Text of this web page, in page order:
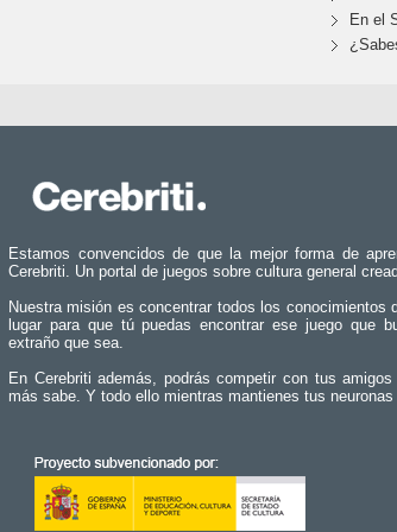
En el
Estamos convencidos de que la mejor forma de
Cerebriti. Un portal de juegos sobre cultura general
Nuestra misión es concentrar todos los conocimientos
lugar para que tú puedas encontrar ese juego que
extraño que sea.
En Cerebriti además, podrás competir con tus
más sabe. Y todo ello mientras mantienes tus neuronas